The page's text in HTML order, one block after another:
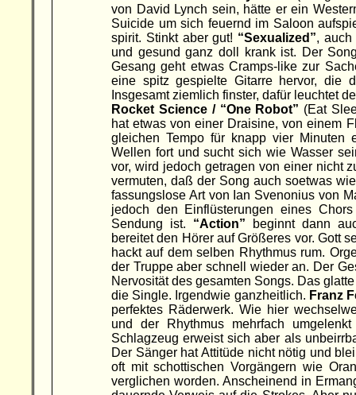
von David Lynch sein, hätte er ein
Suicide um sich feuernd im Saloon
spirit. Stinkt aber gut! “Sexualized”, auch
und gesund ganz doll krank ist. Der
Gesang geht etwas Cramps-like zur
eine spitz gespielte Gitarre hervor, die
Insgesamt ziemlich finster, dafür leuchtet
Rocket Science / “One Robot” (Eat
hat etwas von einer Draisine, von einem
gleichen Tempo für knapp vier Minuten
Wellen fort und sucht sich wie Wasser
vor, wird jedoch getragen von einer nicht
vermuten, daß der Song auch soetwas
fassungslose Art von Ian Svenonius von
jedoch den Einflüsterungen eines
Sendung ist. “Action” beginnt dann
bereitet den Hörer auf Größeres vor. Gott
hackt auf dem selben Rhythmus rum.
der Truppe aber schnell wieder an. Der
Nervosität des gesamten Songs. Das
die Single. Irgendwie ganzheitlich. Franz
perfektes Räderwerk. Wie hier
und der Rhythmus mehrfach
Schlagzeug erweist sich aber als
Der Sänger hat Attitüde nicht nötig und
oft mit schottischen Vorgängern wie
verglichen worden. Anscheinend in